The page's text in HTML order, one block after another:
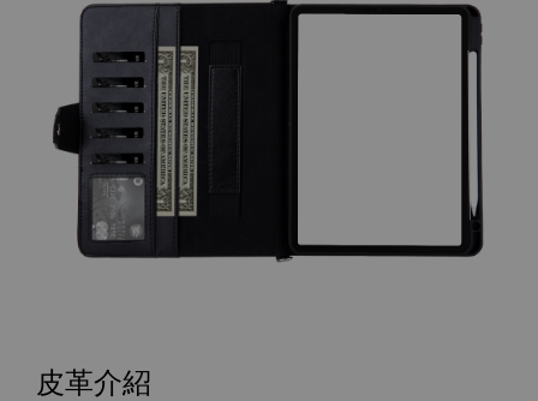
皮革介紹